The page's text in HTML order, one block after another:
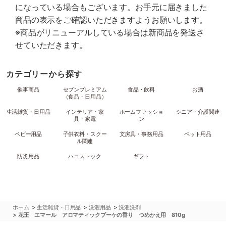
になっている場合もございます。お手元に届きました
商品の表示をご確認いただきますようお願いします。
※商品がリニューアルしている場合は新商品を発送さ
せていただきます。
カテゴリーから探す
催事商品
セブンプレミアム
（食品・日用品）
食品・飲料 お酒
生活雑貨・日用品
インテリア・家
具・家電
ホームファッショ
ン
シニア・介護関連
ベビー用品
子供衣料・スクー
ル関連
文房具・事務用品 ペット用品
防災用品 ハコストック ギフト
ホーム >生活雑貨・日用品 >洗濯用品 >洗濯洗剤
> 花王 エマール アロマティックブーケの香り つめかえ用 810g